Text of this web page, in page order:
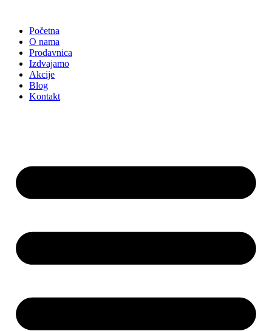
sadržajPočetna
O nama
Prodavnica
Izdvajamo
Akcije
Blog
Kontakt